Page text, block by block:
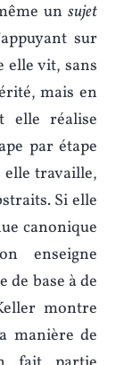
un sujet
sur
elle vit, sans
mais en
elle réalise
par étape
elle travaille,
Si elle
canonique
enseigne
base à de
montre
manière de